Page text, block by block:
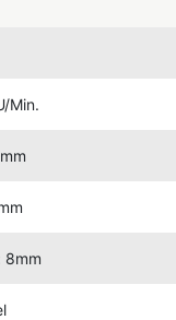
Min.
8mm